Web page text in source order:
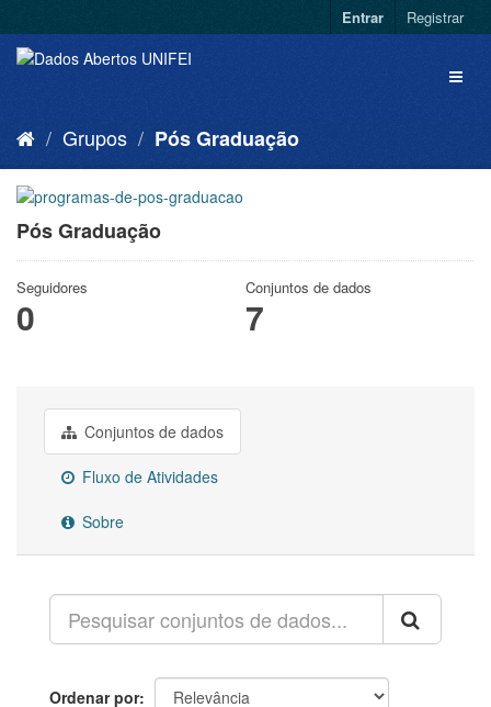
Entrar Registrar
Grupos Pós Graduação
Pós Graduação
Seguidores
0
Conjuntos de dados
7
Conjuntos de dados
Fluxo de Atividades
Sobre
Ordenar por